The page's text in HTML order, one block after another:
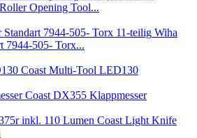
Opening Tool...
Wiha
7944-505- Torx...
Coast Multi-Tool LED130
Coast DX355 Klappmesser
Coast Light Knife